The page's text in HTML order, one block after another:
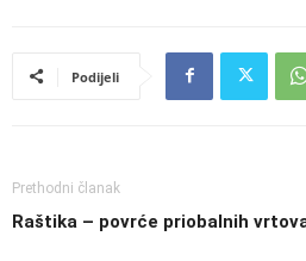
Podijeli
Prethodni članak
Raštika – povrće priobalnih